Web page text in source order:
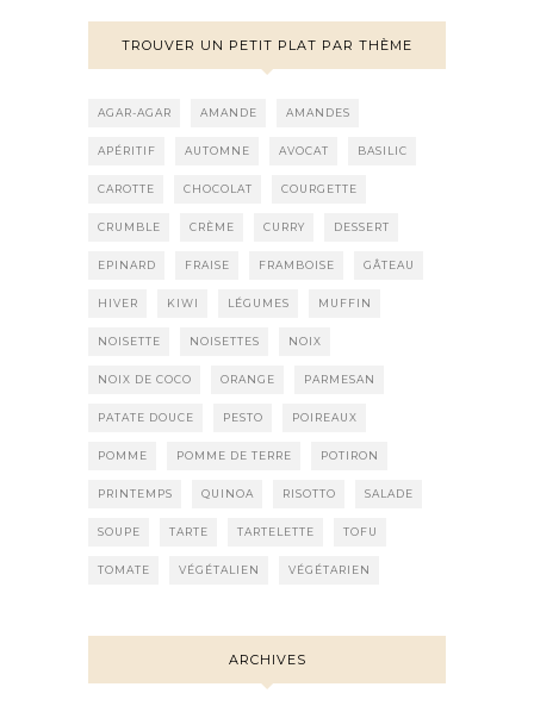
TROUVER UN PETIT PLAT PAR THÈME
AGAR-AGAR AMANDE AMANDES
APÉRITIF AUTOMNE AVOCAT BASILIC
CAROTTE CHOCOLAT COURGETTE
CRUMBLE CRÈME CURRY DESSERT
EPINARD FRAISE FRAMBOISE GÂTEAU
HIVER KIWI LÉGUMES MUFFIN
NOISETTE NOISETTES NOIX
NOIX DE COCO ORANGE PARMESAN
PATATE DOUCE PESTO POIREAUX
POMME POMME DE TERRE POTIRON
PRINTEMPS QUINOA RISOTTO SALADE
SOUPE TARTE TARTELETTE TOFU
TOMATE VÉGÉTALIEN VÉGÉTARIEN
ARCHIVES